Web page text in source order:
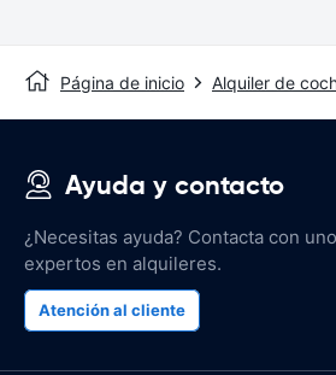
Página de inicio Alquiler de
Ayuda y contacto
¿Necesitas ayuda? Contacta con
expertos en alquileres.
Atención al cliente